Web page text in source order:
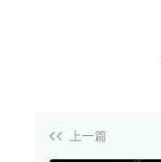
上一篇